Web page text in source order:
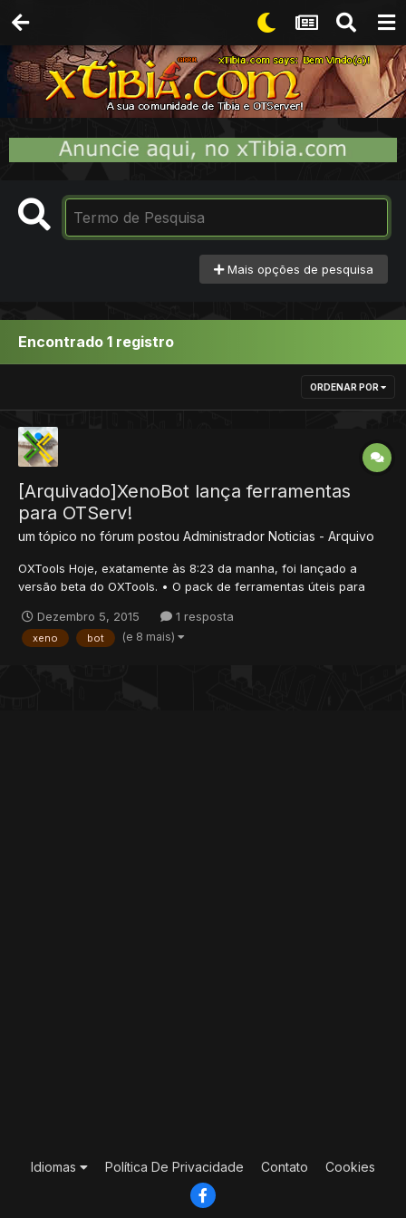
Mais opções de pesquisa
Encontrado 1 registro
ORDENAR POR
[Arquivado]XenoBot lança ferramentas
para OTServ!
um tópico no fórum postou Administrador Noticias - Arquivo
OXTools Hoje, exatamente às 8:23 da manha, foi lançado a
versão beta do OXTools. • O pack de ferramentas úteis para
Changer CPU Saver Patcher Object (em breve) XenoBot Script
Launcher Quem quiser experimentar a versão beta...
Dezembro 5, 2015 1 resposta
xeno bot (e 8 mais)
Idiomas Política De Privacidade Contato Cookies